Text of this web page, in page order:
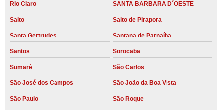
Rio Claro SANTA BARBARA D´OESTE
Salto Salto de Pirapora
Santa Gertrudes Santana de Parnaíba
Santos Sorocaba
Sumaré São Carlos
São José dos Campos São João da Boa Vista
São Paulo São Roque